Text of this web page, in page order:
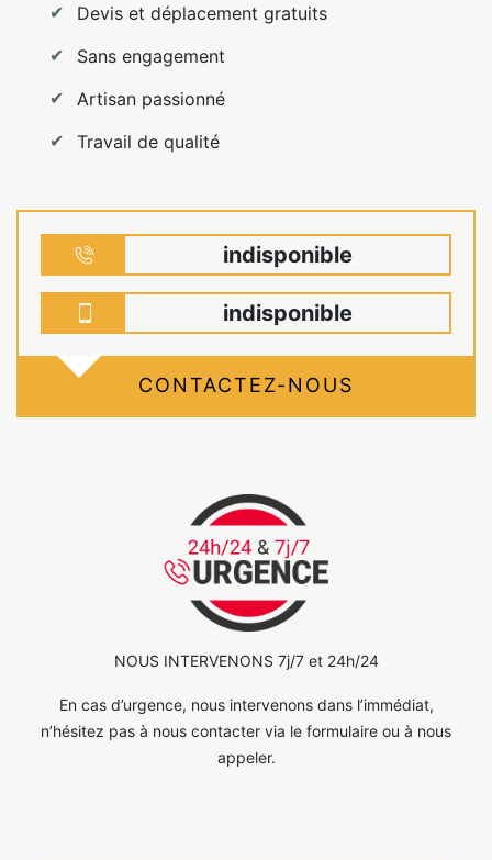
Devis et déplacement gratuits
Sans engagement
Artisan passionné
Travail de qualité
indisponible
indisponible
CONTACTEZ-NOUS
NOUS INTERVENONS 7j/7 et 24h/24
En cas d’urgence, nous intervenons dans l’immédiat,
n’hésitez pas à nous contacter via le formulaire ou à nous
appeler.